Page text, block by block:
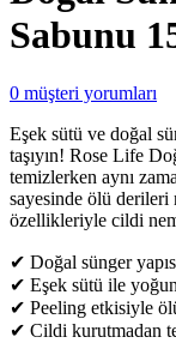
Sabunu
0 müşteri yorumları
Eşek sütü ve doğal
taşıyın! Rose Life
temizlerken aynı
sayesinde ölü derileri
özellikleriyle cildi
✔ Doğal sünger
✔ Eşek sütü ile
✔ Peeling etkisiyle
✔ Cildi kurutmadan